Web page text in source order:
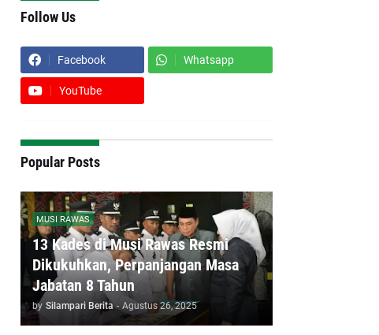
Follow Us
Facebook Whatsapp
YouTube
Popular Posts
MUSI RAWAS
13 Kades di Musi Rawas Resmi
Dikukuhkan, Perpanjangan Masa
Jabatan 8 Tahun
by Silampari Berita - Agustus 26, 2025